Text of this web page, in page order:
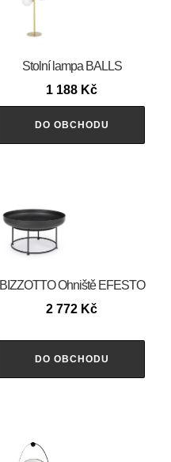
Stolní lampa BALLS
1 188 Kč
DO OBCHODU
BIZZOTTO Ohniště EFESTO
2 772 Kč
DO OBCHODU